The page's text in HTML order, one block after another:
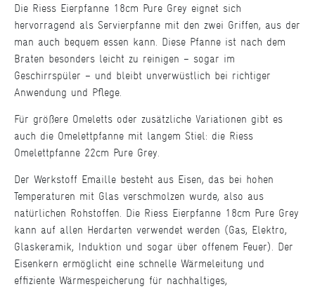
Die Riess Eierpfanne 18cm Pure Grey eignet sich
hervorragend als Servierpfanne mit den zwei Griffen, aus der
man auch bequem essen kann. Diese Pfanne ist nach dem
Braten besonders leicht zu reinigen – sogar im
Geschirrspüler – und bleibt unverwüstlich bei richtiger
Anwendung und Pflege.
Für größere Omeletts oder zusätzliche Variationen gibt es
auch die Omelettpfanne mit langem Stiel: die Riess
Omelettpfanne 22cm Pure Grey.
Der Werkstoff Emaille besteht aus Eisen, das bei hohen
Temperaturen mit Glas verschmolzen wurde, also aus
natürlichen Rohstoffen. Die Riess Eierpfanne 18cm Pure Grey
kann auf allen Herdarten verwendet werden (Gas, Elektro,
Glaskeramik, Induktion und sogar über offenem Feuer). Der
Eisenkern ermöglicht eine schnelle Wärmeleitung und
effiziente Wärmespeicherung für nachhaltiges,